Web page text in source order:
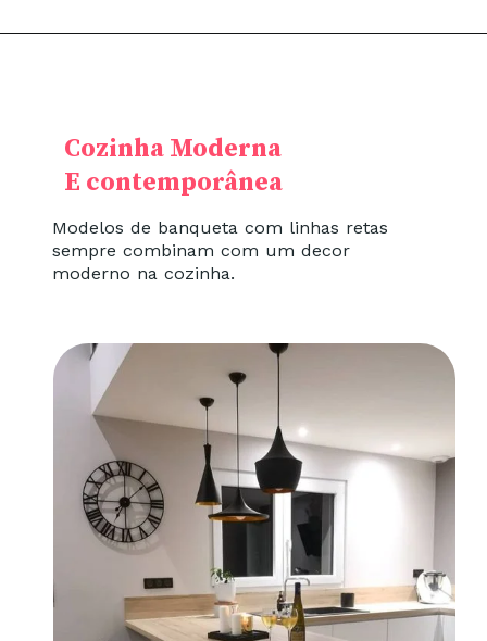
Modelos de banqueta com linhas retas
sempre combinam com um decor
moderno na cozinha.
Cozinha Moderna
E contemporânea